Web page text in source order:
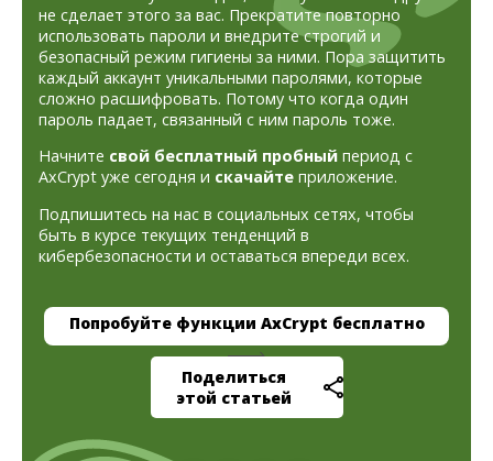
не сделает этого за вас. Прекратите повторно
использовать пароли и внедрите строгий и
безопасный режим гигиены за ними. Пора защитить
каждый аккаунт уникальными паролями, которые
сложно расшифровать. Потому что когда один
пароль падает, связанный с ним пароль тоже.
Начните свой бесплатный пробный период с
AxCrypt уже сегодня и скачайте приложение.
Подпишитесь на нас в социальных сетях, чтобы
быть в курсе текущих тенденций в
кибербезопасности и оставаться впереди всех.
Попробуйте функции AxCrypt бесплатно
Поделиться
этой статьей